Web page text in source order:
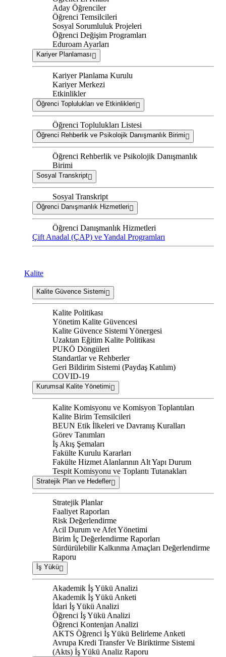
Aday Öğrenciler
Öğrenci Temsilcileri
Sosyal Sorumluluk Projeleri
Öğrenci Değişim Programları
Eduroam Ayarları
Kariyer Planlaması
Kariyer Planlama Kurulu
Kariyer Merkezi
Etkinlikler
Öğrenci Toplulukları ve Etkinlikleri
Öğrenci Toplulukları Listesi
Öğrenci Rehberlik ve Psikolojik Danışmanlık Birimi
Öğrenci Rehberlik ve Psikolojik Danışmanlık
Birimi
Sosyal Transkript
Sosyal Transkript
Öğrenci Danışmanlık Hizmetleri
Öğrenci Danışmanlık Hizmetleri
Çift Anadal (ÇAP) ve Yandal Programları
Kalite
Kalite Güvence Sistemi
Kalite Politikası
Yönetim Kalite Güvencesi
Kalite Güvence Sistemi Yönergesi
Uzaktan Eğitim Kalite Politikası
PUKÖ Döngüleri
Standartlar ve Rehberler
Geri Bildirim Sistemi (Paydaş Katılım)
COVID-19
Kurumsal Kalite Yönetimi
Kalite Komisyonu ve Komisyon Toplantıları
Kalite Birim Temsilcileri
BEUN Etik İlkeleri ve Davranış Kuralları
Görev Tanımları
İş Akış Şemaları
Fakülte Kurulu Kararları
Fakülte Hizmet Alanlarının Alt Yapı Durum
Tespit Komisyonu ve Toplantı Tutanakları
Stratejik Plan ve Hedefler
Stratejik Planlar
Faaliyet Raporları
Risk Değerlendirme
Acil Durum ve Afet Yönetimi
Birim İç Değerlendirme Raporları
Sürdürülebilir Kalkınma Amaçları Değerlendirme
Raporu
İş Yükü
Akademik İş Yükü Analizi
Akademik İş Yükü Anketi
İdari İş Yükü Analizi
Öğrenci İş Yükü Analizi
Öğrenci Kontenjan Analizi
AKTS Öğrenci İş Yükü Belirleme Anketi
Avrupa Kredi Transfer Ve Biriktirme Sistemi
(Akts) İş Yükü Analiz Raporu